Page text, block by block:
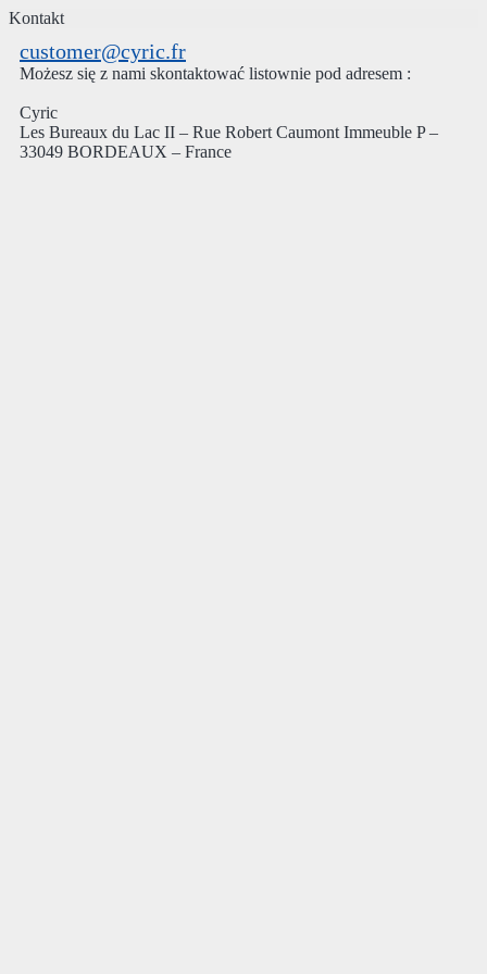
Kontakt
customer@cyric.fr
Możesz się z nami skontaktować listownie pod adresem :
Cyric
Les Bureaux du Lac II – Rue Robert Caumont Immeuble P –
33049 BORDEAUX – France